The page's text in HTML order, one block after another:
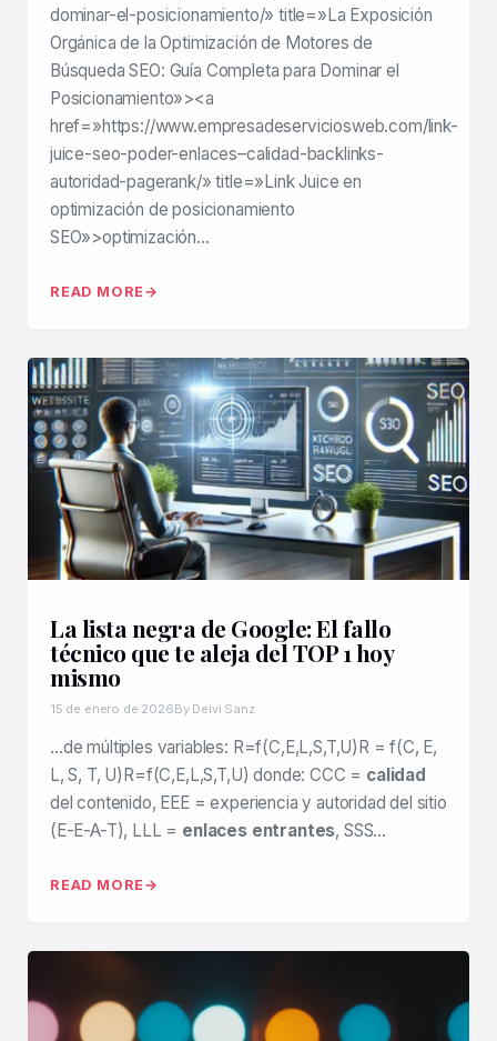
dominar-el-posicionamiento/» title=»La Exposición
Orgánica de la Optimización de Motores de
Búsqueda SEO: Guía Completa para Dominar el
Posicionamiento»><a
href=»https://www.empresadeserviciosweb.com/link-
juice-seo-poder-enlaces–calidad-backlinks-
autoridad-pagerank/» title=»Link Juice en
optimización de posicionamiento
SEO»>optimización…
READ MORE
La lista negra de Google: El fallo
técnico que te aleja del TOP 1 hoy
mismo
15 de enero de 2026By Deivi Sanz
…de múltiples variables: R=f(C,E,L,S,T,U)R = f(C, E,
L, S, T, U)R=f(C,E,L,S,T,U) donde: CCC = calidad
del contenido, EEE = experiencia y autoridad del sitio
(E-E-A-T), LLL = enlaces entrantes, SSS…
READ MORE